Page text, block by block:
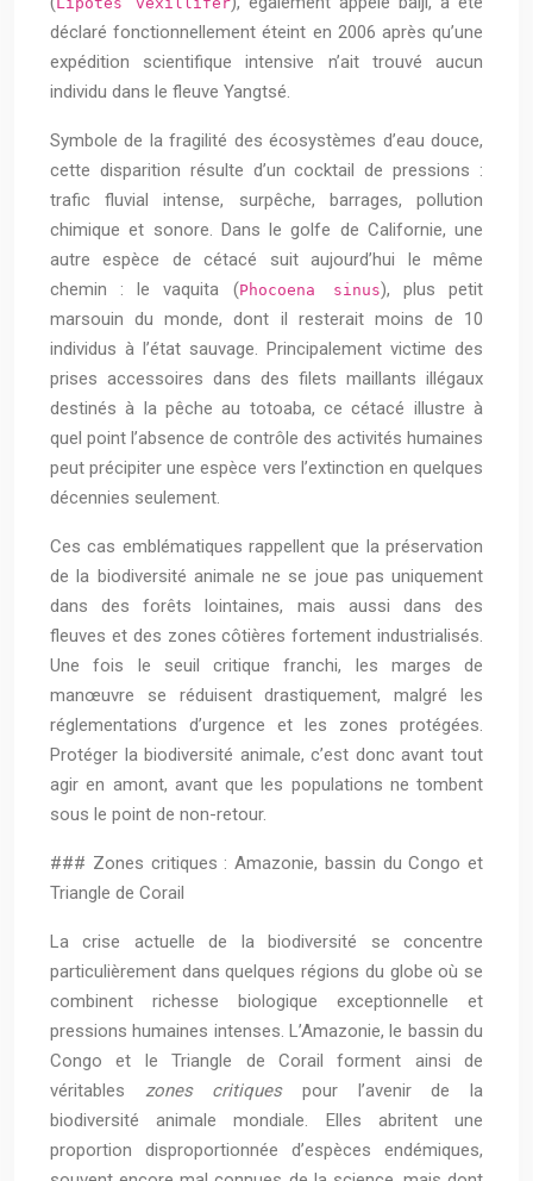
déclaré fonctionnellement éteint en 2006 après qu’une
expédition scientifique intensive n’ait trouvé aucun
individu dans le fleuve Yangtsé.
Symbole de la fragilité des écosystèmes d’eau douce,
cette disparition résulte d’un cocktail de pressions :
trafic fluvial intense, surpêche, barrages, pollution
chimique et sonore. Dans le golfe de Californie, une
autre espèce de cétacé suit aujourd’hui le même
chemin : le vaquita (Phocoena sinus), plus petit
marsouin du monde, dont il resterait moins de 10
individus à l’état sauvage. Principalement victime des
prises accessoires dans des filets maillants illégaux
destinés à la pêche au totoaba, ce cétacé illustre à
quel point l’absence de contrôle des activités humaines
peut précipiter une espèce vers l’extinction en quelques
décennies seulement.
Ces cas emblématiques rappellent que la préservation
de la biodiversité animale ne se joue pas uniquement
dans des forêts lointaines, mais aussi dans des
fleuves et des zones côtières fortement industrialisés.
Une fois le seuil critique franchi, les marges de
manœuvre se réduisent drastiquement, malgré les
réglementations d’urgence et les zones protégées.
Protéger la biodiversité animale, c’est donc avant tout
agir en amont, avant que les populations ne tombent
sous le point de non-retour.
### Zones critiques : Amazonie, bassin du Congo et
Triangle de Corail
La crise actuelle de la biodiversité se concentre
particulièrement dans quelques régions du globe où se
combinent richesse biologique exceptionnelle et
pressions humaines intenses. L’Amazonie, le bassin du
Congo et le Triangle de Corail forment ainsi de
véritables zones critiquespour l’avenir de la
biodiversité animale mondiale. Elles abritent une
proportion disproportionnée d’espèces endémiques,